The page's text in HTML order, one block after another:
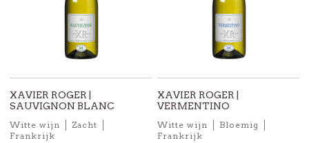
XAVIER ROGER |
SAUVIGNON BLANC
Witte wijn
Zacht
Frankrijk
XAVIER ROGER |
VERMENTINO
Witte wijn
Bloemig
Frankrijk